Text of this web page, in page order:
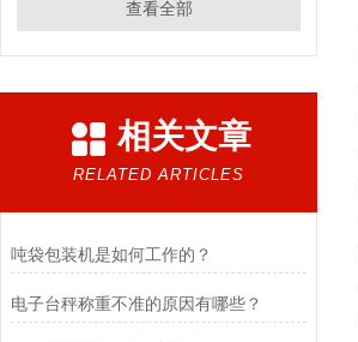
查看全部
相关文章
RELATED ARTICLES
吨袋包装机是如何工作的？
电子台秤称重不准的原因有哪些？